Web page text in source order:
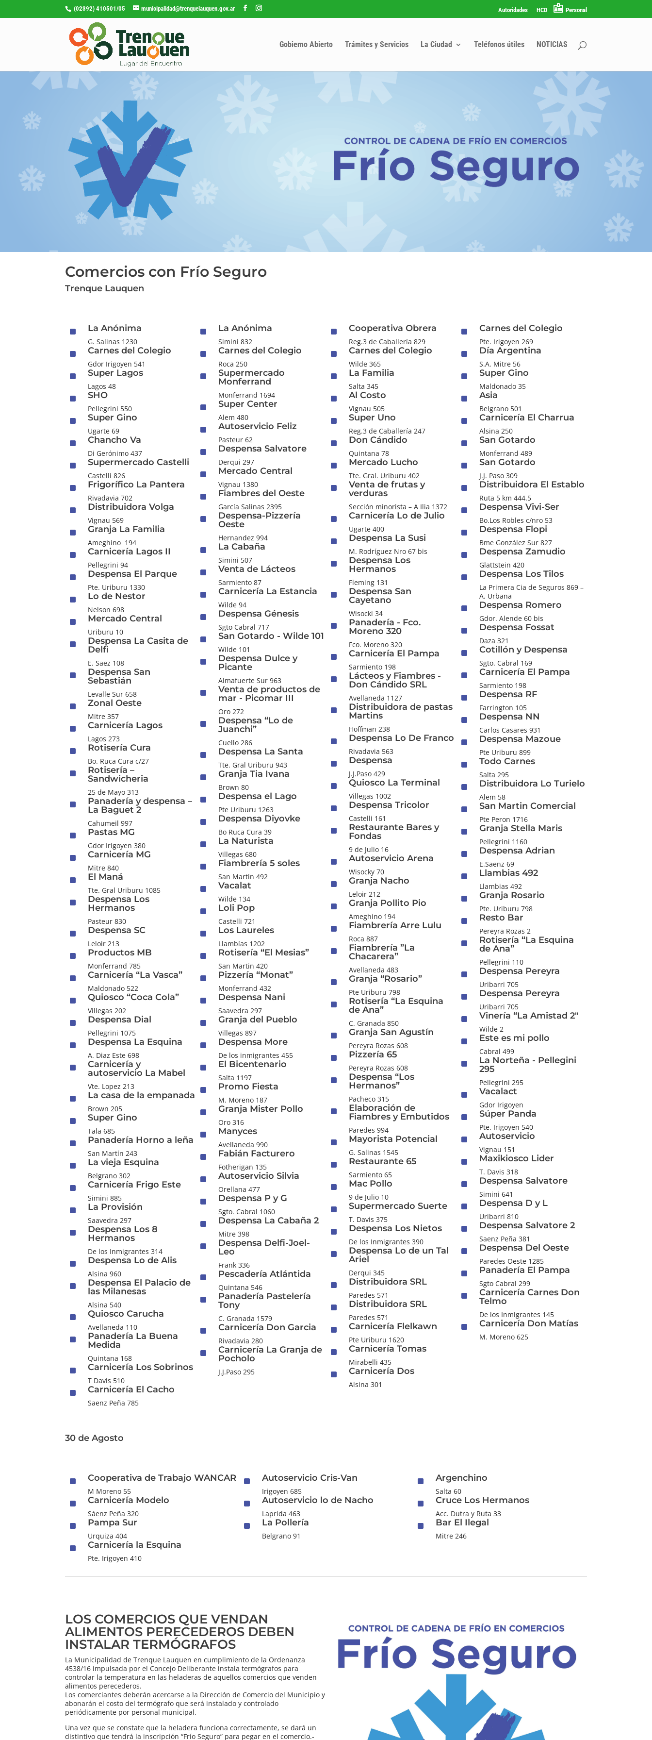
(02392) 410501/05 municipalidad@trenquelauquen.gov.ar Autoridades HCD Personal
Gobierno Abierto Trámites y Servicios La Ciudad Teléfonos útiles NOTICIAS
Comercios con Frío Seguro
Trenque Lauquen
^ La Anónima
G. Salinas 1230
^ Carnes del Colegio
Gdor Irigoyen 541
^ Super Lagos
Lagos 48
^ SHO
Pellegrini 550
^ Super Gino
Ugarte 69
^ Chancho Va
Di Gerónimo 437
^ Supermercado Castelli
Castelli 826
^ Frigorífico La Pantera
Rivadavia 702
^ Distribuidora Volga
Vignau 569
^ Granja La Familia
Ameghino 194
^ Carnicería Lagos II
Pellegrini 94
^ Despensa El Parque
Pte. Uriburu 1330
^ Lo de Nestor
Nelson 698
^ Mercado Central
Uriburu 10
^
Despensa La Casita de
Delfi
E. Saez 108
^
Despensa San
Sebastián
Levalle Sur 658
^ Zonal Oeste
Mitre 357
^ Carnicería Lagos
Lagos 273
^ Rotisería Cura
Bo. Ruca Cura c/27
^
Rotisería –
Sandwicheria
25 de Mayo 313
^
Panadería y despensa –
La Baguet 2
Cahumeil 997
^ Pastas MG
Gdor Irigoyen 380
^ Carnicería MG
Mitre 840
^ El Maná
Tte. Gral Uriburu 1085
^
Despensa Los
Hermanos
Pasteur 830
^ Despensa SC
Leloir 213
^ Productos MB
Monferrand 785
^ Carnicería “La Vasca”
Maldonado 522
^ Quiosco “Coca Cola”
Villegas 202
^ Despensa Dial
Pellegrini 1075
^ Despensa La Esquina
A. Diaz Este 698
^
Carnicería y
autoservicio La Mabel
Vte. Lopez 213
^ La casa de la empanada
Brown 205
^ Super Gino
Tala 685
^ Panadería Horno a leña
San Martín 243
^ La vieja Esquina
Belgrano 302
^ Carnicería Frigo Este
Simini 885
^ La Provisión
Saavedra 297
^
Despensa Los 8
Hermanos
De los Inmigrantes 314
^ Despensa Lo de Alis
Alsina 960
^
Despensa El Palacio de
las Milanesas
Alsina 540
^ Quiosco Carucha
Avellaneda 110
^
Panadería La Buena
Medida
Quintana 168
^ Carnicería Los Sobrinos
T Davis 510
^ Carnicería El Cacho
Saenz Peña 785
^ La Anónima
Simini 832
^ Carnes del Colegio
Roca 250
^
Supermercado
Monferrand
Monferrand 1694
^ Super Center
Alem 480
^ Autoservicio Feliz
Pasteur 62
^ Despensa Salvatore
Derqui 297
^ Mercado Central
Vignau 1380
^ Fiambres del Oeste
García Salinas 2395
^
Despensa-Pizzería
Oeste
Hernandez 994
^ La Cabaña
Simini 507
^ Venta de Lácteos
Sarmiento 87
^ Carnicería La Estancia
Wilde 94
^ Despensa Génesis
Sgto Cabral 717
^ San Gotardo - Wilde 101
Wilde 101
^
Despensa Dulce y
Picante
Almafuerte Sur 963
^
Venta de productos de
mar - Picomar III
Oro 272
^
Despensa “Lo de
Juanchi”
Cuello 286
^ Despensa La Santa
Tte. Gral Uriburu 943
^ Granja Tia Ivana
Brown 80
^ Despensa el Lago
Pte Uriburu 1263
^ Despensa Diyovke
Bo Ruca Cura 39
^ La Naturista
Villegas 680
^ Fiambrería 5 soles
San Martin 492
^ Vacalat
Wilde 134
^ Loli Pop
Castelli 721
^ Los Laureles
Llambías 1202
^ Rotisería “El Mesias”
San Martin 420
^ Pizzería “Monat”
Monferrand 432
^ Despensa Nani
Saavedra 297
^ Granja del Pueblo
Villegas 897
^ Despensa More
De los inmigrantes 455
^ El Bicentenario
Salta 1197
^ Promo Fiesta
M. Moreno 187
^ Granja Mister Pollo
Oro 316
^ Manyces
Avellaneda 990
^ Fabián Facturero
Fotherigan 135
^ Autoservicio Silvia
Orellana 477
^ Despensa P y G
Sgto. Cabral 1060
^ Despensa La Cabaña 2
Mitre 398
^
Despensa Delfi-Joel-
Leo
Frank 336
^ Pescadería Atlántida
Quintana 546
^
Panadería Pastelería
Tony
C. Granada 1579
^ Carnicería Don Garcia
Rivadavia 280
^
Carnicería La Granja de
Pocholo
J.J.Paso 295
^ Cooperativa Obrera
Reg.3 de Caballería 829
^ Carnes del Colegio
Wilde 365
^ La Familia
Salta 345
^ Al Costo
Vignau 505
^ Super Uno
Reg.3 de Caballería 247
^ Don Cándido
Quintana 78
^ Mercado Lucho
Tte. Gral. Uriburu 402
^
Venta de frutas y
verduras
Sección minorista – A Ilia 1372
^ Carnicería Lo de Julio
Ugarte 400
^ Despensa La Susi
M. Rodríguez Nro 67 bis
^
Despensa Los
Hermanos
Fleming 131
^
Despensa San
Cayetano
Wisocki 34
^
Panadería - Fco.
Moreno 320
Fco. Moreno 320
^ Carnicería El Pampa
Sarmiento 198
^
Lácteos y Fiambres -
Don Cándido SRL
Avellaneda 1127
^
Distribuidora de pastas
Martins
Hoffman 238
^ Despensa Lo De Franco
Rivadavia 563
^ Despensa
J.J.Paso 429
^ Quiosco La Terminal
Villegas 1002
^ Despensa Tricolor
Castelli 161
^
Restaurante Bares y
Fondas
9 de Julio 16
^ Autoservicio Arena
Wisocky 70
^ Granja Nacho
Leloir 212
^ Granja Pollito Pio
Ameghino 194
^ Fiambrería Arre Lulu
Roca 887
^
Fiambrería ”La
Chacarera”
Avellaneda 483
^ Granja “Rosario”
Pte Uriburu 798
^
Rotisería “La Esquina
de Ana”
C. Granada 850
^ Granja San Agustín
Pereyra Rozas 608
^ Pizzería 65
Pereyra Rozas 608
^
Despensa “Los
Hermanos”
Pacheco 315
^
Elaboración de
Fiambres y Embutidos
Paredes 994
^ Mayorista Potencial
G. Salinas 1545
^ Restaurante 65
Sarmiento 65
^ Mac Pollo
9 de Julio 10
^ Supermercado Suerte
T. Davis 375
^ Despensa Los Nietos
De los Inmigrantes 390
^
Despensa Lo de un Tal
Ariel
Derqui 345
^ Distribuidora SRL
Paredes 571
^ Distribuidora SRL
Paredes 571
^ Carnicería Flelkawn
Pte Uriburu 1620
^ Carnicería Tomas
Mirabelli 435
^ Carnicería Dos
Alsina 301
^ Carnes del Colegio
Pte. Irigoyen 269
^ Día Argentina
S.A. Mitre 56
^ Super Gino
Maldonado 35
^ Asia
Belgrano 501
^ Carnicería El Charrua
Alsina 250
^ San Gotardo
Monferrand 489
^ San Gotardo
J.J. Paso 309
^ Distribuidora El Establo
Ruta 5 km 444.5
^ Despensa Vivi-Ser
Bo.Los Robles c/nro 53
^ Despensa Flopi
Bme González Sur 827
^ Despensa Zamudio
Glattstein 420
^ Despensa Los Tilos
La Primera Cia de Seguros 869 –
A. Urbana
^ Despensa Romero
Gdor. Alende 60 bis
^ Despensa Fossat
Daza 321
^ Cotillón y Despensa
Sgto. Cabral 169
^ Carnicería El Pampa
Sarmiento 198
^ Despensa RF
Farrington 105
^ Despensa NN
Carlos Casares 931
^ Despensa Mazoue
Pte Uriburu 899
^ Todo Carnes
Salta 295
^ Distribuidora Lo Turielo
Alem 58
^ San Martin Comercial
Pte Peron 1716
^ Granja Stella Maris
Pellegrini 1160
^ Despensa Adrian
E.Saenz 69
^ Llambias 492
Llambias 492
^ Granja Rosario
Pte. Uriburu 798
^ Resto Bar
Pereyra Rozas 2
^
Rotisería “La Esquina
de Ana”
Pellegrini 110
^ Despensa Pereyra
Uribarri 705
^ Despensa Pereyra
Uribarri 705
^ Vinería “La Amistad 2"
Wilde 2
^ Este es mi pollo
Cabral 499
^
La Norteña - Pellegini
295
Pellegrini 295
^ Vacalact
Gdor Irigoyen
^ Súper Panda
Pte. Irigoyen 540
^ Autoservicio
Vignau 151
^ Maxikiosco Lider
T. Davis 318
^ Despensa Salvatore
Simini 641
^ Despensa D y L
Uribarri 810
^ Despensa Salvatore 2
Saenz Peña 381
^ Despensa Del Oeste
Paredes Oeste 1285
^ Panadería El Pampa
Sgto Cabral 299
^
Carnicería Carnes Don
Telmo
De los Inmigrantes 145
^ Carnicería Don Matías
M. Moreno 625
30 de Agosto
^ Cooperativa de Trabajo WANCAR
M Moreno 55
^ Carnicería Modelo
Sáenz Peña 320
^ Pampa Sur
Urquiza 404
^ Carnicería la Esquina
Pte. Irigoyen 410
^ Autoservicio Cris-Van
Irigoyen 685
^ Autoservicio lo de Nacho
Laprida 463
^ La Pollería
Belgrano 91
^ Argenchino
Salta 60
^ Cruce Los Hermanos
Acc. Dutra y Ruta 33
^ Bar El Ilegal
Mitre 246
LOS COMERCIOS QUE VENDAN
ALIMENTOS PERECEDEROS DEBEN
INSTALAR TERMÓGRAFOS
La Municipalidad de Trenque Lauquen en cumplimiento de la Ordenanza
4538/16 impulsada por el Concejo Deliberante instala termógrafos para
controlar la temperatura en las heladeras de aquellos comercios que venden
alimentos perecederos.
Los comerciantes deberán acercarse a la Dirección de Comercio del Municipio y
abonarán el costo del termógrafo que será instalado y controlado
periódicamente por personal municipal.
Una vez que se constate que la heladera funciona correctamente, se dará un
distintivo que tendrá la inscripción “Frío Seguro” para pegar en el comercio.-